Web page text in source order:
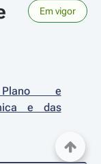
Em vigor
e
e das